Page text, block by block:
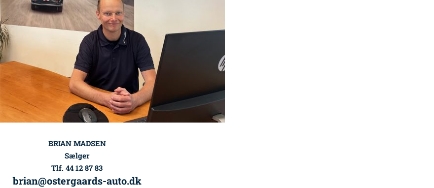
BRIAN MADSEN
Sælger
Tlf. 44 12 87 83
brian@ostergaards-auto.dk